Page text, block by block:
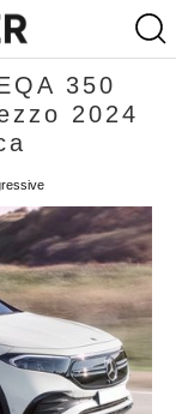
350
2024